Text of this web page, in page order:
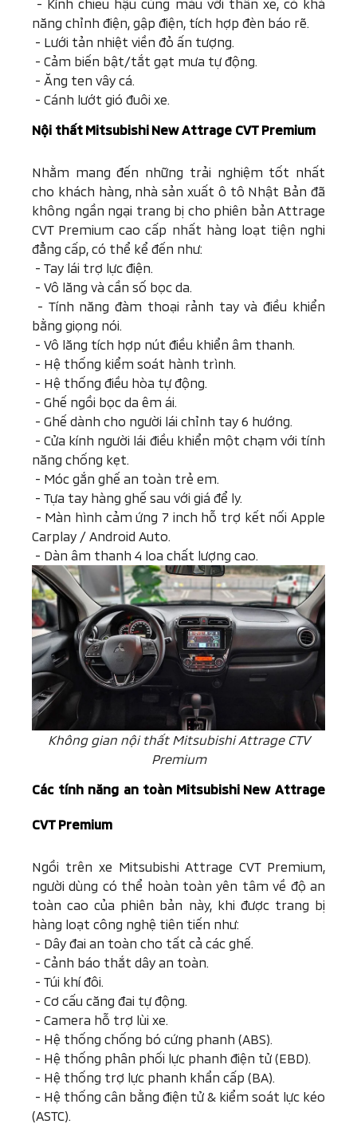
- Kính chiếu hậu cùng màu với thân xe, có khả
năng chỉnh điện, gập điện, tích hợp đèn báo rẽ.
- Lưới tản nhiệt viền đỏ ấn tượng.
- Cảm biến bật/tắt gạt mưa tự động.
- Ăng ten vây cá.
- Cánh lướt gió đuôi xe.
Nội thất Mitsubishi New Attrage CVT Premium
Nhằm mang đến những trải nghiệm tốt nhất
cho khách hàng, nhà sản xuất ô tô Nhật Bản đã
không ngần ngại trang bị cho phiên bản Attrage
CVT Premium cao cấp nhất hàng loạt tiện nghi
đẳng cấp, có thể kể đến như:
- Tay lái trợ lực điện.
- Vô lăng và cần số bọc da.
- Tính năng đàm thoại rảnh tay và điều khiển
bằng giọng nói.
- Vô lăng tích hợp nút điều khiển âm thanh.
- Hệ thống kiểm soát hành trình.
- Hệ thống điều hòa tự động.
- Ghế ngồi bọc da êm ái.
- Ghế dành cho người lái chỉnh tay 6 hướng.
-Cửa kính người lái điều khiển một chạm với tính
năng chống kẹt.
- Móc gắn ghế an toàn trẻ em.
- Tựa tay hàng ghế sau với giá để ly.
- Màn hình cảm ứng 7 inch hỗ trợ kết nối Apple
Carplay / Android Auto.
- Dàn âm thanh 4 loa chất lượng cao.
Không gian nội thất Mitsubishi Attrage CTV
Premium
Các tính năng an toàn Mitsubishi New Attrage
CVT Premium
Ngồi trên xe Mitsubishi Attrage CVT Premium,
người dùng có thể hoàn toàn yên tâm về độ an
toàn cao của phiên bản này, khi được trang bị
hàng loạt công nghệ tiên tiến như:
- Dây đai an toàn cho tất cả các ghế.
- Cảnh báo thắt dây an toàn.
- Túi khí đôi.
- Cơ cấu căng đai tự động.
- Camera hỗ trợ lùi xe.
- Hệ thống chống bó cứng phanh (ABS).
- Hệ thống phân phối lực phanh điện tử (EBD).
- Hệ thống trợ lực phanh khẩn cấp (BA).
- Hệ thống cân bằng điện tử & kiểm soát lực kéo
(ASTC).